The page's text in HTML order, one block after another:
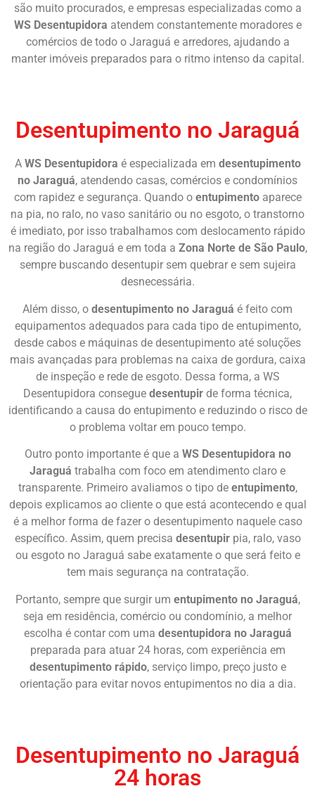
são muito procurados, e empresas especializadas como a
WS Desentupidora atendem constantemente moradores e
comércios de todo o Jaraguá e arredores, ajudando a
manter imóveis preparados para o ritmo intenso da capital.
Desentupimento no Jaraguá
A WS Desentupidora é especializada em desentupimento
no Jaraguá, atendendo casas, comércios e condomínios
com rapidez e segurança. Quando o entupimentoaparece
na pia, no ralo, no vaso sanitário ou no esgoto, o transtorno
é imediato, por isso trabalhamos com deslocamento rápido
na região do Jaraguá e em toda a Zona Norte de São Paulo,
sempre buscando desentupir sem quebrar e sem sujeira
desnecessária.
Além disso, o desentupimento no Jaraguá é feito com
equipamentos adequados para cada tipo de entupimento,
desde cabos e máquinas de desentupimento até soluções
mais avançadas para problemas na caixa de gordura, caixa
de inspeção e rede de esgoto. Dessa forma, a WS
Desentupidora consegue desentupir de forma técnica,
identificando a causa do entupimento e reduzindo o risco de
o problema voltar em pouco tempo.
Outro ponto importante é que a WS Desentupidora no
Jaraguá trabalha com foco em atendimento claro e
transparente. Primeiro avaliamos o tipo de entupimento,
depois explicamos ao cliente o que está acontecendo e qual
é a melhor forma de fazer o desentupimento naquele caso
específico. Assim, quem precisa desentupirpia, ralo, vaso
ou esgoto no Jaraguá sabe exatamente o que será feito e
tem mais segurança na contratação.
Portanto, sempre que surgir um entupimento no Jaraguá,
seja em residência, comércio ou condomínio, a melhor
escolha é contar com uma desentupidora no Jaraguá
preparada para atuar 24 horas, com experiência em
desentupimento rápido, serviço limpo, preço justo e
orientação para evitar novos entupimentos no dia a dia.
Desentupimento no Jaraguá
24 horas